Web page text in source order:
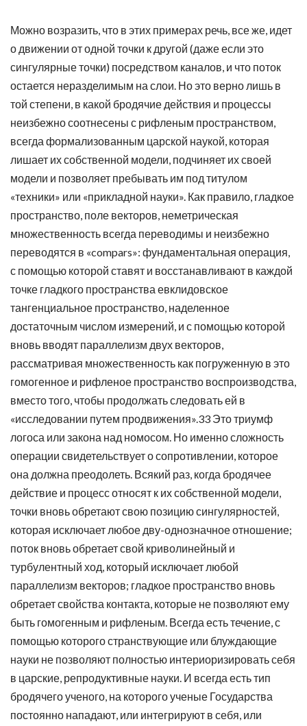
Можно возразить, что в этих примерах речь, все же, идет
о движении от одной точки к другой (даже если это
сингулярные точки) посредством каналов, и что поток
остается неразделимым на слои. Но это верно лишь в
той степени, в какой бродячие действия и процессы
неизбежно соотнесены с рифленым пространством,
всегда формализованным царской наукой, которая
лишает их собственной модели, подчиняет их своей
модели и позволяет пребывать им под титулом
«техники» или «прикладной науки». Как правило, гладкое
пространство, поле векторов, неметрическая
множественность всегда переводимы и неизбежно
переводятся в «compars»: фундаментальная операция,
с помощью которой ставят и восстанавливают в каждой
точке гладкого пространства евклидовское
тангенциальное пространство, наделенное
достаточным числом измерений, и с помощью которой
вновь вводят параллелизм двух векторов,
рассматривая множественность как погруженную в это
гомогенное и рифленое пространство воспроизводства,
вместо того, чтобы продолжать следовать ей в
«исследовании путем продвижения».33 Это триумф
логоса или закона над номосом. Но именно сложность
операции свидетельствует о сопротивлении, которое
она должна преодолеть. Всякий раз, когда бродячее
действие и процесс относят к их собственной модели,
точки вновь обретают свою позицию сингулярностей,
которая исключает любое дву-однозначное отношение;
поток вновь обретает свой криволинейный и
турбулентный ход, который исключает любой
параллелизм векторов; гладкое пространство вновь
обретает свойства контакта, которые не позволяют ему
быть гомогенным и рифленым. Всегда есть течение, с
помощью которого странствующие или блуждающие
науки не позволяют полностью интериоризировать себя
в царские, репродуктивные науки. И всегда есть тип
бродячего ученого, на которого ученые Государства
постоянно нападают, или интегрируют в себя, или